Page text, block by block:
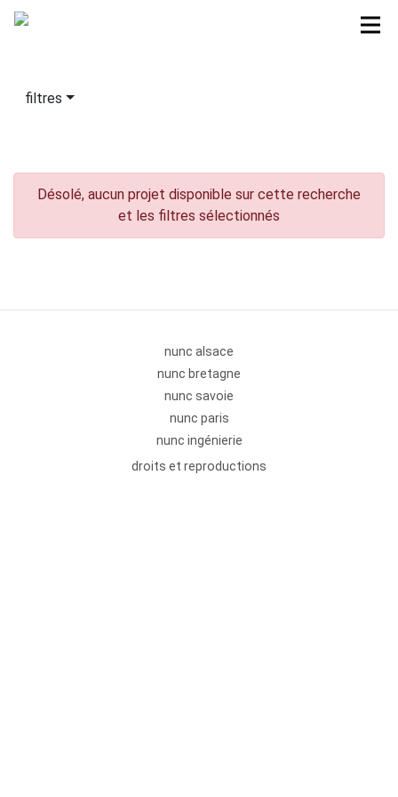
filtres
Désolé, aucun projet disponible sur cette recherche
et les filtres sélectionnés
nunc alsace
nunc bretagne
nunc savoie
nunc paris
nunc ingénierie
droits et reproductions